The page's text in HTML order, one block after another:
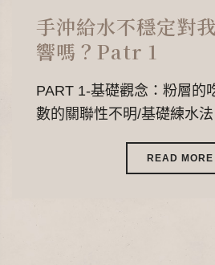
手沖給水不穩定對
響嗎？Patr 1
PART 1-基礎觀念：粉層的
數的關聯性不明/基礎練水法
READ MORE